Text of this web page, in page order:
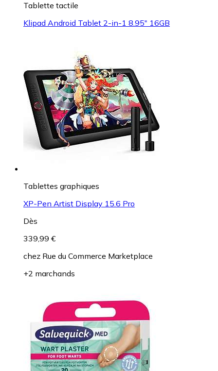
Tablette tactile
Klipad Android Tablet 2-in-1 8.95" 16GB
Tablettes graphiques
XP-Pen Artist Display 15.6 Pro
Dès
339,99 €
chez Rue du Commerce Marketplace
+2 marchands